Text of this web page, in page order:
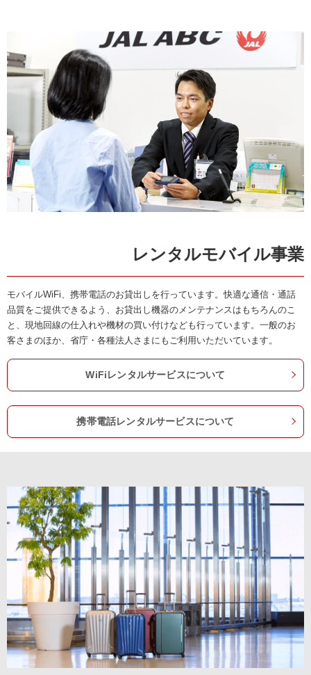
レンタルモバイル事業
モバイルWiFi、携帯電話のお貸出しを行っています。快適な通信・通話
品質をご提供できるよう、お貸出し機器のメンテナンスはもちろんのこ
と、現地回線の仕入れや機材の買い付けなども行っています。一般のお
客さまのほか、省庁・各種法人さまにもご利用いただいています。
WiFiレンタルサービスについて
携帯電話レンタルサービスについて